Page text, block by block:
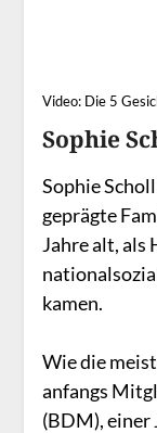
Video: Die 5
Sophie
Sophie
geprägte
Jahre alt, als
kamen.
Wie die
anfangs
(BDM), einer